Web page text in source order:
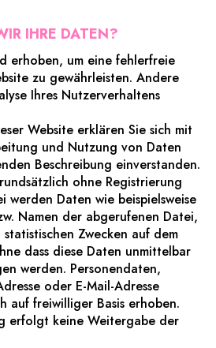
IHRE DATEN?
erhoben, um eine fehlerfreie
zu gewährleisten. Andere
Ihres Nutzerverhaltens
Website erklären Sie sich mit
und Nutzung von Daten
Beschreibung einverstanden.
ohne Registrierung
werden Daten wie beispielsweise
Namen der abgerufenen Datei,
Zwecken auf dem
dass diese Daten unmittelbar
werden. Personendaten,
oder E-Mail-Adresse
auf freiwilliger Basis erhoben.
erfolgt keine Weitergabe der